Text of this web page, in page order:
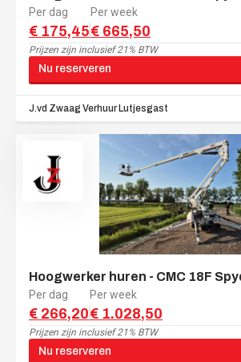
Per dag
€ 175,45
Per week
€ 665,50
Prijzen zijn inclusief 21% BTW
Nu reserveren
J.vd Zwaag VerhuurLutjesgast
Hoogwerker huren - CMC 18F
Per dag
€ 266,20
Per week
€ 1.028,50
Prijzen zijn inclusief 21% BTW
Nu reserveren